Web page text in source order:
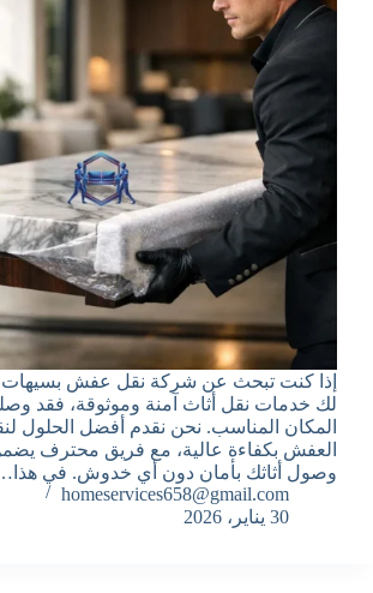
إذا كنت تبحث عن شركة نقل عفش بسيهات
لك خدمات نقل أثاث آمنة وموثوقة، فقد
المكان المناسب. نحن نقدم أفضل الحلول
العفش بكفاءة عالية، مع فريق محترف
وصول أثاثك بأمان دون أي خدوش. في
homeservices658@gmail.com
30 يناير، 2026